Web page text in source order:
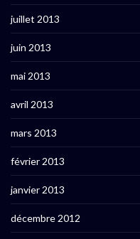
juillet 2013
juin 2013
mai 2013
avril 2013
mars 2013
février 2013
janvier 2013
décembre 2012